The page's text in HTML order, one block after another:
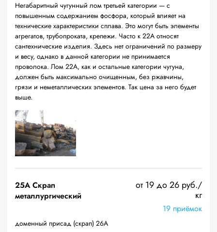
Негабаритный чугунный лом третьей категории — с
повышенным содержанием фосфора, который влияет на
технические характеристики сплава. Это могут быть элементы
агрегатов, трубопроката, крепежи. Часто к 22А относят
сантехнические изделия. Здесь нет ограничений по размеру
и весу, однако в данной категории не принимается
проволока. Лом 22А, как и остальные категории чугуна,
должен быть максимально очищенным, без ржавчины,
грязи и неметаллических элементов. Так цена за него будет
выше.
25A Скрап
металлургический
от 19 до 26 руб./
кг
19 приёмок
доменный присад (скрап) 26А